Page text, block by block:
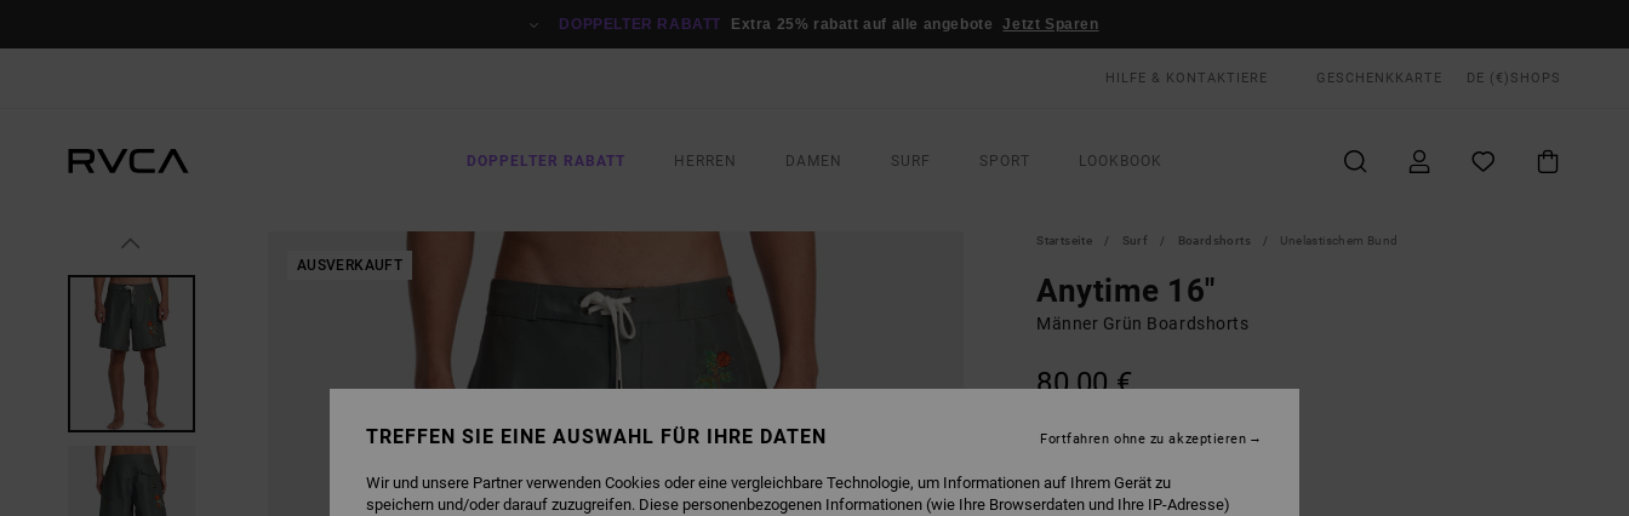
DOPPELTER RABATT Extra 25% rabatt auf alle angebote Jetzt Sparen
HILFE & KONTAKTIERE GESCHENKKARTE DE (€) SHOPS
DOPPELTER RABATT HERREN DAMEN SURF SPORT LOOKBOOK
AUSVERKAUFT
Startseite Surf Boardshorts Unelastischem Bund
Anytime 16"
Männer Grün Boardshorts
80,00 €
FARBEOlive
TREFFEN SIE EINE AUSWAHL FÜR IHRE DATEN
Wir und unsere Partner verwenden Cookies oder eine vergleichbare Technologie, um Informationen auf Ihrem Gerät zu
speichern und/oder darauf zuzugreifen. Diese personenbezogenen Informationen (wie Ihre Browserdaten und Ihre IP-Adresse)
Fortfahren ohne zu akzeptieren